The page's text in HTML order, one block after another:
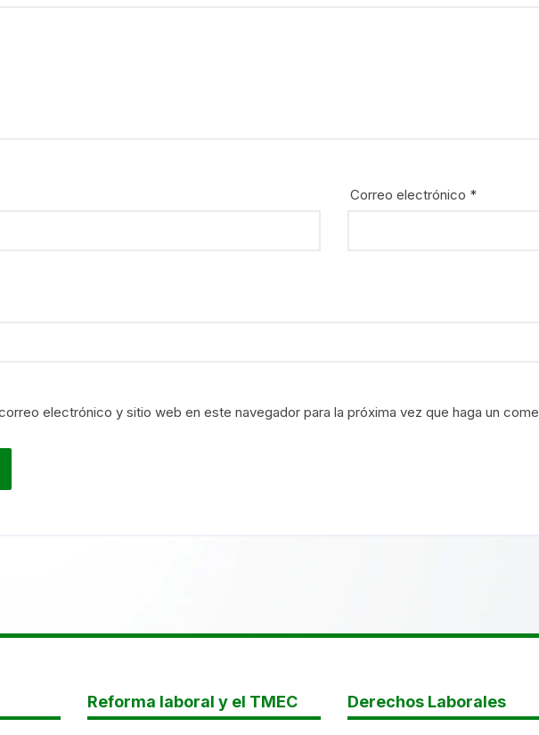
Correo electrónico *
electrónico y sitio web en este navegador para la próxima vez que haga un
Reforma laboral y el TMEC Derechos Laborales